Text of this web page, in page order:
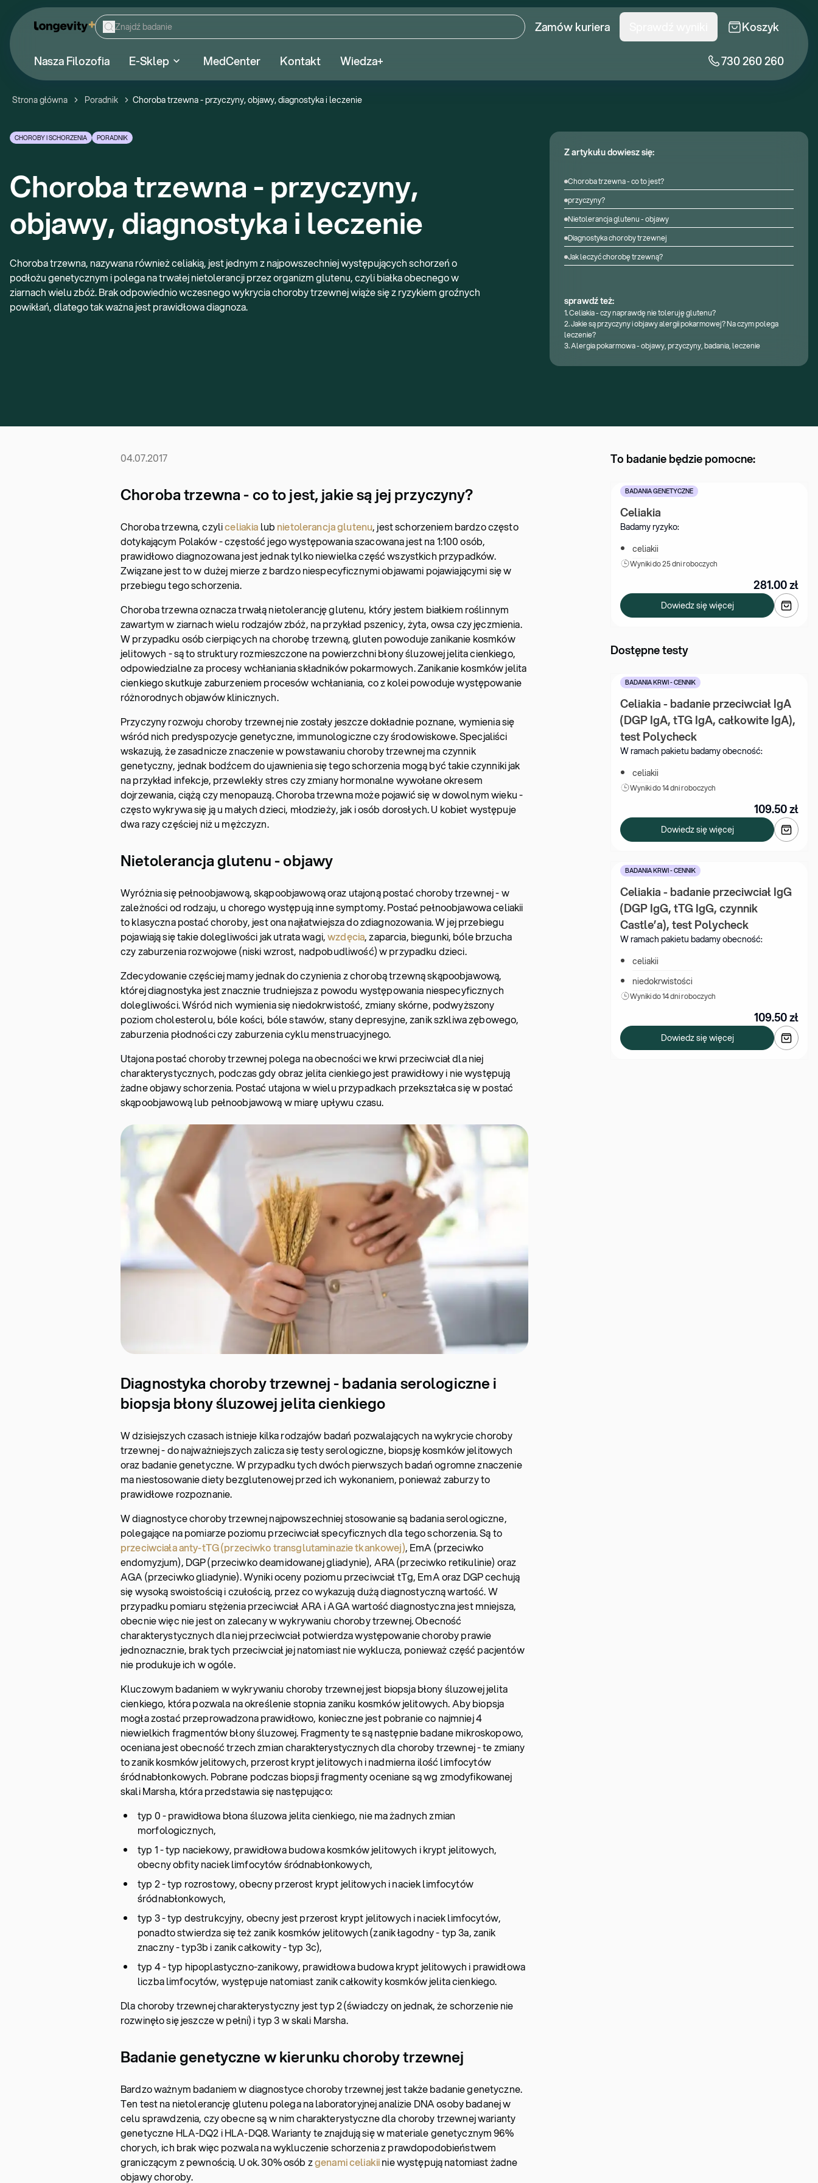
Zamów kuriera Koszyk
Nasza Filozofia E-Sklep MedCenter Kontakt Wiedza+ 730 260 260
Strona główna Poradnik Choroba trzewna - przyczyny, objawy, diagnostyka i leczenie
CHOROBY I SCHORZENIA PORADNIK
Choroba trzewna - przyczyny,
objawy, diagnostyka i leczenie
Choroba trzewna, nazywana również celiakią, jest jednym z najpowszechniej występujących schorzeń o
podłożu genetycznym i polega na trwałej nietolerancji przez organizm glutenu, czyli białka obecnego w
ziarnach wielu zbóż. Brak odpowiednio wczesnego wykrycia choroby trzewnej wiąże się z ryzykiem groźnych
powikłań, dlatego tak ważna jest prawidłowa diagnoza.
Z artykułu dowiesz się:
Choroba trzewna - co to jest?
przyczyny?
Nietolerancja glutenu - objawy
Diagnostyka choroby trzewnej
Jak leczyć chorobę trzewną?
sprawdź też:
1.Celiakia - czy naprawdę nie toleruję glutenu?
2.Jakie są przyczyny i objawy alergii pokarmowej? Na czym polega
leczenie?
3.Alergia pokarmowa - objawy, przyczyny, badania, leczenie
04.07.2017
Choroba trzewna - co to jest, jakie są jej przyczyny?
Choroba trzewna, czyliceliakia lub nietolerancja glutenu, jest schorzeniem bardzo często
dotykającym Polaków - częstość jego występowania szacowana jest na 1:100 osób,
prawidłowo diagnozowana jest jednak tylko niewielka część wszystkich przypadków.
Związane jest to w dużej mierze z bardzo niespecyficznymi objawami pojawiającymi się w
przebiegu tego schorzenia.
Choroba trzewna oznacza trwałą nietolerancję glutenu, który jestem białkiem roślinnym
zawartym w ziarnach wielu rodzajów zbóż, na przykład pszenicy, żyta, owsa czy jęczmienia.
W przypadku osób cierpiących na chorobę trzewną, gluten powoduje zanikanie kosmków
jelitowych - są to struktury rozmieszczone na powierzchni błony śluzowej jelita cienkiego,
odpowiedzialne za procesy wchłaniania składników pokarmowych. Zanikanie kosmków jelita
cienkiego skutkuje zaburzeniem procesów wchłaniania, co z kolei powoduje występowanie
różnorodnych objawów klinicznych.
Przyczyny rozwoju choroby trzewnej nie zostały jeszcze dokładnie poznane, wymienia się
wśród nich predyspozycje genetyczne, immunologiczne czy środowiskowe. Specjaliści
wskazują, że zasadnicze znaczenie w powstawaniu choroby trzewnej ma czynnik
genetyczny, jednak bodźcem do ujawnienia się tego schorzenia mogą być takie czynniki jak
na przykład infekcje, przewlekły stres czy zmiany hormonalne wywołane okresem
dojrzewania, ciążą czy menopauzą. Choroba trzewna może pojawić się w dowolnym wieku -
często wykrywa się ją u małych dzieci, młodzieży, jak i osób dorosłych. U kobiet występuje
dwa razy częściej niż u mężczyzn.
Nietolerancja glutenu - objawy
Wyróżnia się pełnoobjawową, skąpoobjawową oraz utajoną postać choroby trzewnej - w
zależności od rodzaju, u chorego występują inne symptomy. Postać pełnoobjawowa celiakii
to klasyczna postać choroby, jest ona najłatwiejsza do zdiagnozowania. W jej przebiegu
pojawiają się takie dolegliwości jak utrata wagi,wzdęcia, zaparcia, biegunki, bóle brzucha
czy zaburzenia rozwojowe (niski wzrost, nadpobudliwość) w przypadku dzieci.
Zdecydowanie częściej mamy jednak do czynienia z chorobą trzewną skąpoobjawową,
której diagnostyka jest znacznie trudniejsza z powodu występowania niespecyficznych
dolegliwości. Wśród nich wymienia się niedokrwistość, zmiany skórne, podwyższony
poziom cholesterolu, bóle kości, bóle stawów, stany depresyjne, zanik szkliwa zębowego,
zaburzenia płodności czy zaburzenia cyklu menstruacyjnego.
Utajona postać choroby trzewnej polega na obecności we krwi przeciwciał dla niej
charakterystycznych, podczas gdy obraz jelita cienkiego jest prawidłowy i nie występują
żadne objawy schorzenia. Postać utajona w wielu przypadkach przekształca się w postać
skąpoobjawową lub pełnoobjawową w miarę upływu czasu.
Diagnostyka choroby trzewnej - badania serologiczne i
biopsja błony śluzowej jelita cienkiego
W dzisiejszych czasach istnieje kilka rodzajów badań pozwalających na wykrycie choroby
trzewnej - do najważniejszych zalicza się testy serologiczne, biopsję kosmków jelitowych
oraz badanie genetyczne. W przypadku tych dwóch pierwszych badań ogromne znaczenie
ma niestosowanie diety bezglutenowej przed ich wykonaniem, ponieważ zaburzy to
prawidłowe rozpoznanie.
W diagnostyce choroby trzewnej najpowszechniej stosowanie są badania serologiczne,
polegające na pomiarze poziomu przeciwciał specyficznych dla tego schorzenia. Są to
przeciwciała anty-tTG (przeciwko transglutaminazie tkankowej), EmA (przeciwko
endomyzjum), DGP (przeciwko deamidowanej gliadynie), ARA (przeciwko retikulinie) oraz
AGA (przeciwko gliadynie). Wyniki oceny poziomu przeciwciał tTg, EmA oraz DGP cechują
się wysoką swoistością i czułością, przez co wykazują dużą diagnostyczną wartość. W
przypadku pomiaru stężenia przeciwciał ARA i AGA wartość diagnostyczna jest mniejsza,
obecnie więc nie jest on zalecany w wykrywaniu choroby trzewnej. Obecność
charakterystycznych dla niej przeciwciał potwierdza występowanie choroby prawie
jednoznacznie, brak tych przeciwciał jej natomiast nie wyklucza, ponieważ część pacjentów
nie produkuje ich w ogóle.
Kluczowym badaniem w wykrywaniu choroby trzewnej jest biopsja błony śluzowej jelita
cienkiego, która pozwala na określenie stopnia zaniku kosmków jelitowych. Aby biopsja
mogła zostać przeprowadzona prawidłowo, konieczne jest pobranie co najmniej 4
niewielkich fragmentów błony śluzowej. Fragmenty te są następnie badane mikroskopowo,
oceniana jest obecność trzech zmian charakterystycznych dla choroby trzewnej - te zmiany
to zanik kosmków jelitowych, przerost krypt jelitowych i nadmierna ilość limfocytów
śródnabłonkowych. Pobrane podczas biopsji fragmenty oceniane są wg zmodyfikowanej
skali Marsha, która przedstawia się następująco:
typ 0 - prawidłowa błona śluzowa jelita cienkiego, nie ma żadnych zmian
morfologicznych,
typ 1 - typ naciekowy, prawidłowa budowa kosmków jelitowych i krypt jelitowych,
obecny obfity naciek limfocytów śródnabłonkowych,
typ 2 - typ rozrostowy, obecny przerost krypt jelitowych i naciek limfocytów
śródnabłonkowych,
typ 3 - typ destrukcyjny, obecny jest przerost krypt jelitowych i naciek limfocytów,
ponadto stwierdza się też zanik kosmków jelitowych (zanik łagodny - typ 3a, zanik
znaczny - typ3b i zanik całkowity - typ 3c),
typ 4 - typ hipoplastyczno-zanikowy, prawidłowa budowa krypt jelitowych i prawidłowa
liczba limfocytów, występuje natomiast zanik całkowity kosmków jelita cienkiego.
Dla choroby trzewnej charakterystyczny jest typ 2 (świadczy on jednak, że schorzenie nie
rozwinęło się jeszcze w pełni) i typ 3 w skali Marsha.
Badanie genetyczne w kierunku choroby trzewnej
Bardzo ważnym badaniem w diagnostyce choroby trzewnej jest także badanie genetyczne.
Ten test na nietolerancję glutenu polega na laboratoryjnej analizie DNA osoby badanej w
celu sprawdzenia, czy obecne są w nim charakterystyczne dla choroby trzewnej warianty
genetyczne HLA-DQ2 i HLA-DQ8. Warianty te znajdują się w materiale genetycznym 96%
chorych, ich brak więc pozwala na wykluczenie schorzenia z prawdopodobieństwem
graniczącym z pewnością. U ok. 30% osób zgenami celiakiinie występują natomiast żadne
objawy choroby.
To badanie będzie pomocne:
BADANIA GENETYCZNE
Celiakia
Badamy ryzyko:
celiakii
Wyniki do 25 dni roboczych
281.00zł
Dowiedz się więcej
Dostępne testy
BADANIA KRWI - CENNIK
Celiakia - badanie przeciwciał IgA
(DGP IgA, tTG IgA, całkowite IgA),
test Polycheck
W ramach pakietu badamy obecność:
celiakii
Wyniki do 14 dni roboczych
109.50zł
Dowiedz się więcej
BADANIA KRWI - CENNIK
Celiakia - badanie przeciwciał IgG
(DGP IgG, tTG IgG, czynnik
Castle’a), test Polycheck
W ramach pakietu badamy obecność:
celiakii
niedokrwistości
Wyniki do 14 dni roboczych
109.50zł
Dowiedz się więcej